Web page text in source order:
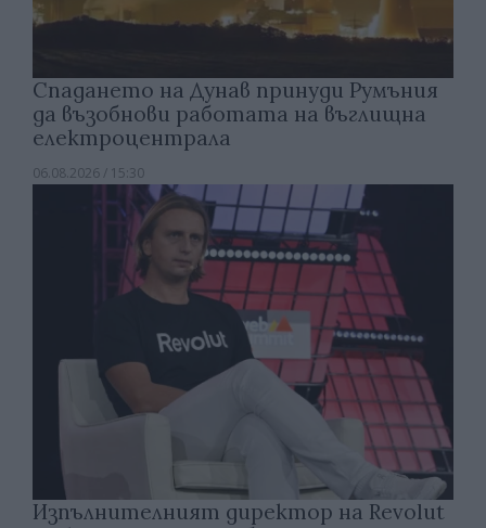
Спадането на Дунав принуди Румъния
да възобнови работата на въглищна
електроцентрала
06.08.2026 / 15:30
Изпълнителният директор на Revolut